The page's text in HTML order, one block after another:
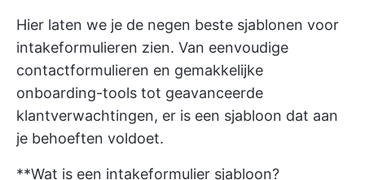
Hier laten we je de negen beste sjablonen voor
intakeformulieren zien. Van eenvoudige
contactformulieren en gemakkelijke
onboarding-tools tot geavanceerde
klantverwachtingen, er is een sjabloon dat aan
je behoeften voldoet.
**Wat is een intakeformulier sjabloon?